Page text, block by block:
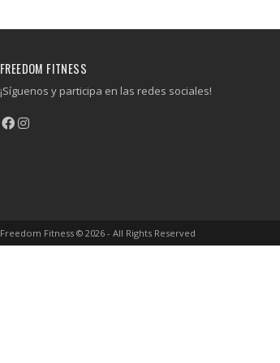
FREEDOM FITNESS
¡Síguenos y participa en las redes sociales!
Freedom Fitness © 2026 - All Rights Reserved